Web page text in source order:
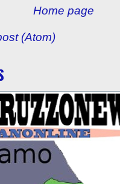
Home page
(Atom)